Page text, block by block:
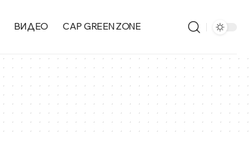
ВИДЕО CAP GREEN ZONE